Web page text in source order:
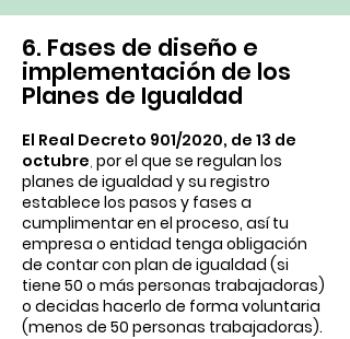
6. Fases de diseño e
implementación de los
Planes de Igualdad
El Real Decreto 901/2020, de 13 de
octubre, por el que se regulan los
planes de igualdad y su registro
establece los pasos y fases a
cumplimentar en el proceso, así tu
empresa o entidad tenga obligación
de contar con plan de igualdad (si
tiene 50 o más personas trabajadoras)
o decidas hacerlo de forma voluntaria
(menos de 50 personas trabajadoras).